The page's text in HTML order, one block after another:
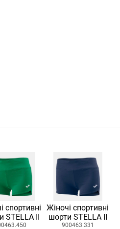
спортивні
STELLA II
Жіночі спортивні
шорти STELLA II
900463.331